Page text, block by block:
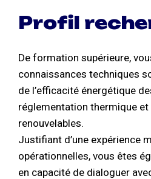
Profil
De formation supérieure,
connaissances techniques
de l’efficacité énergétique
réglementation thermique et
renouvelables.
Justifiant d’une expérience
opérationnelles, vous êtes
en capacité de dialoguer